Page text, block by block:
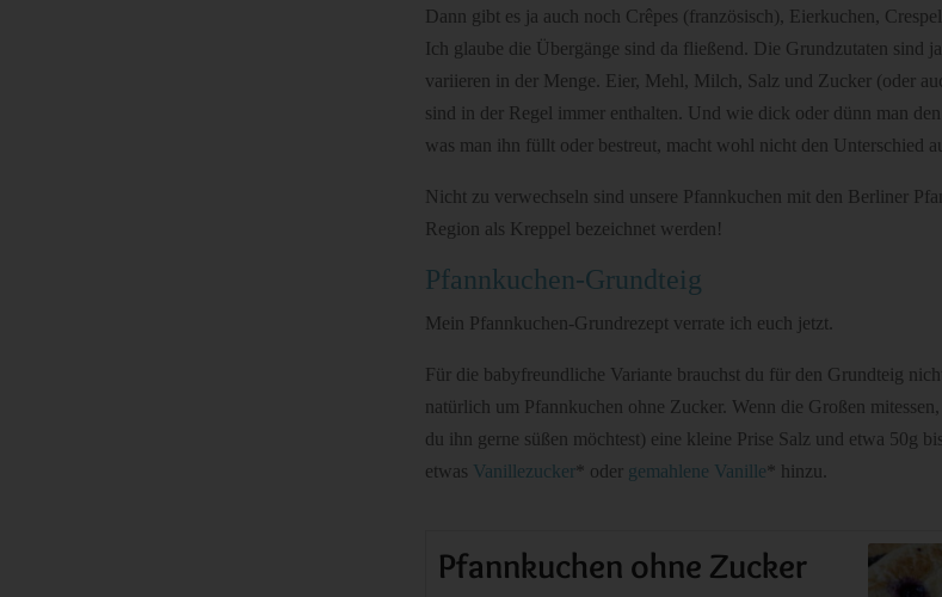
Dann gibt es ja auch noch Crêpes (französisch), Eierkuchen,
Ich glaube die Übergänge sind da fließend. Die Grundzutaten sind
variieren in der Menge. Eier, Mehl, Milch, Salz und Zucker (oder
sind in der Regel immer enthalten. Und wie dick oder dünn man
was man ihn füllt oder bestreut, macht wohl nicht den Unterschied
Nicht zu verwechseln sind unsere Pfannkuchen mit den Berliner
Region als Kreppel bezeichnet werden!
Pfannkuchen-Grundteig
Mein Pfannkuchen-Grundrezept verrate ich euch jetzt.
Für die babyfreundliche Variante brauchst du für den Grundteig
natürlich um Pfannkuchen ohne Zucker. Wenn die Großen
du ihn gerne süßen möchtest) eine kleine Prise Salz und etwa 50g
etwas Vanillezucker* oder gemahlene Vanille * hinzu.
Pfannkuchen ohne Zucker